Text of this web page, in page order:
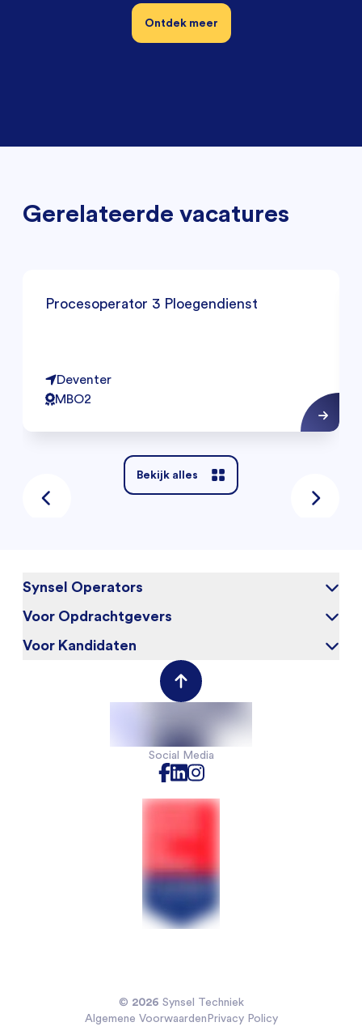
Ontdek meer
Gerelateerde vacatures
Procesoperator 3 Ploegendienst
Deventer
MBO2
Bekijk alles
Synsel Operators
Over ons
Blog
Voor Opdrachtgevers
Waarom Synsel
Voor Kandidaten
Social Media
© 2026 Synsel Techniek
Algemene VoorwaardenPrivacy Policy